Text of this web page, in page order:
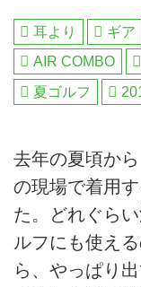
耳より ギア
AIR COMBO
夏ゴルフ
去年の夏頃か
の現場で着用
た。どれぐら
ルフにも使え
ら、やっぱり